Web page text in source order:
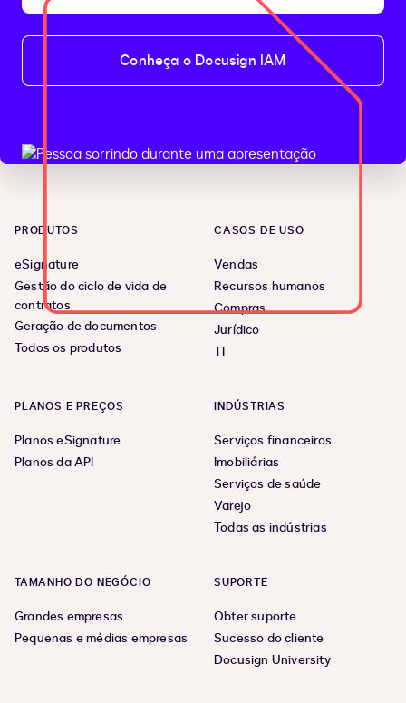
Conheça o Docusign IAM
PRODUTOS
eSignature
Gestão do ciclo de vida de
contratos
Geração de documentos
Todos os produtos
CASOS DE USO
Vendas
Recursos humanos
Compras
Jurídico
TI
PLANOS E PREÇOS
Planos eSignature
Planos da API
INDÚSTRIAS
Serviços financeiros
Imobiliárias
Serviços de saúde
Varejo
Todas as indústrias
TAMANHO DO NEGÓCIO
Grandes empresas
Pequenas e médias empresas
SUPORTE
Obter suporte
Sucesso do cliente
Docusign University